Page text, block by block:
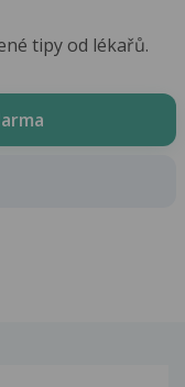
tipy od lékařů.